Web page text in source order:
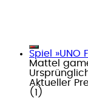
Spiel »UNO
Mattel
Aktueller
( 1 )